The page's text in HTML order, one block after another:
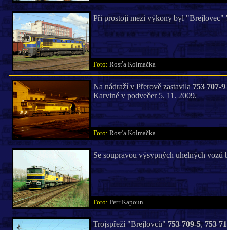
Při prostoji mezi výkony byl "Brejlovec"
Foto: Rosťa Kolmačka
Na nádraží v Přerově zastavila753 707-9
Karviné v podvečer 5. 11. 2009.
Foto: Rosťa Kolmačka
Se soupravou výsypných uhelných
Foto: Petr Kapoun
Trojspřeží "Brejlovců" 753 709-5, 753